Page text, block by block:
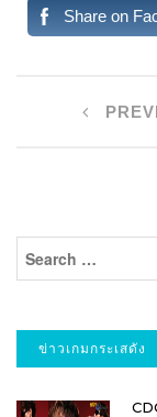
Share on
ข่าวเกมกระเสดัง